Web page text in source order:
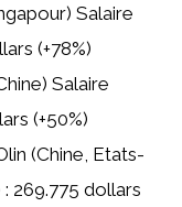
Salaire
(+78%)
Salaire
(+50%)
(Chine, Etats-
269.775 dollars